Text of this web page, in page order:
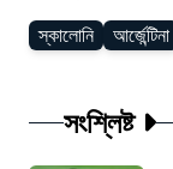
স্কালোনি আর্জেন্টিনা
সংশ্লিষ্ট